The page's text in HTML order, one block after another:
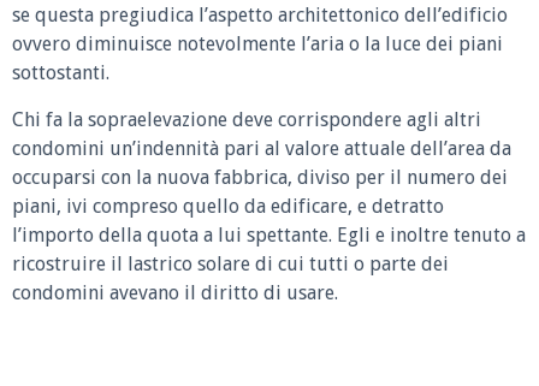
se questa pregiudica l’aspetto architettonico dell’edificio
ovvero diminuisce notevolmente l’aria o la luce dei piani
sottostanti.
Chi fa la sopraelevazione deve corrispondere agli altri
condomini un’indennità pari al valore attuale dell’area da
occuparsi con la nuova fabbrica, diviso per il numero dei
piani, ivi compreso quello da edificare, e detratto
l’importo della quota a lui spettante. Egli e inoltre tenuto a
ricostruire il lastrico solare di cui tutti o parte dei
condomini avevano il diritto di usare.